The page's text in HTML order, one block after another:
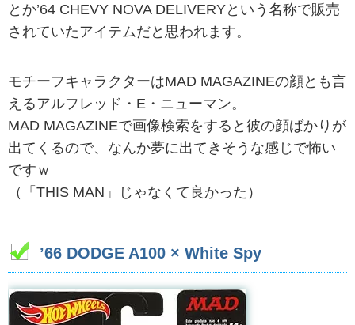
とか’64 CHEVY NOVA DELIVERYという名称で販売
されていたアイテムだと思われます。
モチーフキャラクターはMAD MAGAZINEの顔とも言
えるアルフレッド・E・ニューマン。
MAD MAGAZINEで画像検索をすると彼の顔ばかりが
出てくるので、なんか夢に出てきそうな感じで怖い
ですｗ
（「THIS MAN」じゃなくて良かった）
’66 DODGE A100 × White Spy